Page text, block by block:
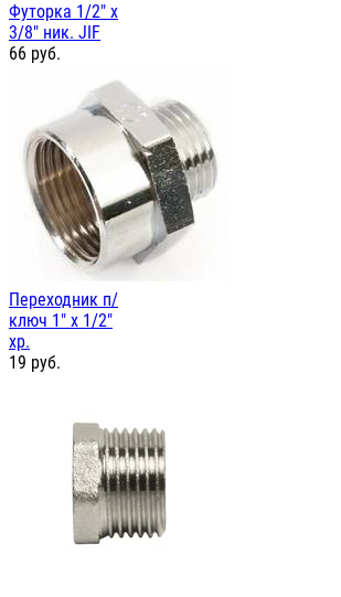
Футорка 1/2" х
3/8" ник. JIF
66 руб.
Переходник п/
ключ 1" х 1/2"
хр.
19 руб.